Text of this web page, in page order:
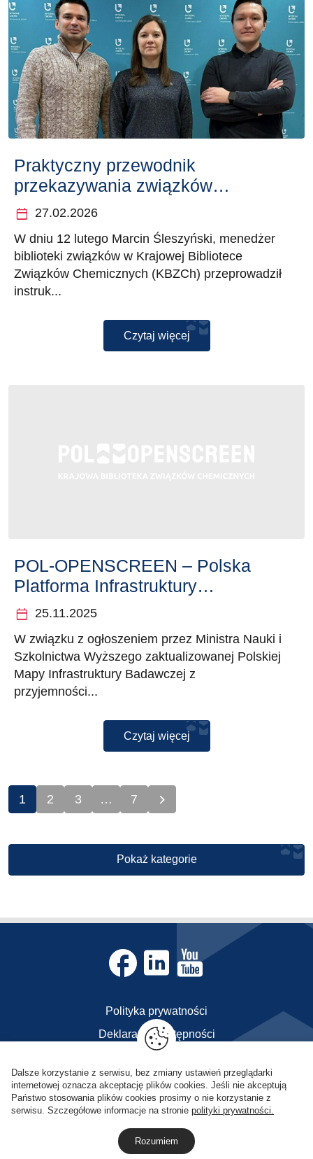
Praktyczny przewodnik
przekazywania związków
chemicznych do KBZCh na
Wydziale Chemii UŁ – krok po
kroku
calendar_today 27.02.2026
W dniu 12 lutego Marcin Śleszyński, menedżer
biblioteki związków w Krajowej Bibliotece
Związków Chemicznych (KBZCh) przeprowadził
instruk...
Czytaj więcej
POL-OPENSCREEN – Polska
Platforma Infrastruktury
Skriningowej dla Chemii
Infrastruktury Badawczej
calendar_today 25.11.2025
W związku z ogłoszeniem przez Ministra Nauki i
Szkolnictwa Wyższego zaktualizowanej Polskiej
Mapy Infrastruktury Badawczej z
przyjemności...
Czytaj więcej
1 2 3 … 7
Pokaż kategorie
Polityka prywatności
Deklaracja dostępności
POL-OPENSCREEN © Copyright 2023
Zdjęcia i teksty zamieszczone na stronie są własnością
POL-OPENSCREEN. Wszelkie prawa zastrzeżone.
projekt stronyPOZitive.pl
Dalsze korzystanie z serwisu, bez zmiany ustawień przeglądarki
internetowej oznacza akceptację plików cookies. Jeśli nie akceptują
Państwo stosowania plików cookies prosimy o nie korzystanie z
serwisu. Szczegółowe informacje na stronie polityki prywatności.
Rozumiem